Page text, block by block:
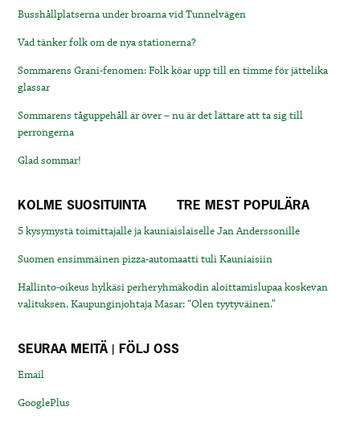
Busshållplatserna under broarna vid Tunnelvägen
Vad tänker folk om de nya stationerna?
Sommarens Grani-fenomen: Folk köar upp till en timme för jättelika
glassar
Sommarens tåguppehåll är över – nu är det lättare att ta sig till
perrongerna
Glad sommar!
KOLME SUOSITUINTA TRE MEST POPULÄRA
5 kysymystä toimittajalle ja kauniaislaiselle Jan Anderssonille
Suomen ensimmäinen pizza-automaatti tuli Kauniaisiin
Hallinto-oikeus hylkäsi perheryhmäkodin aloittamislupaa koskevan
valituksen. Kaupunginjohtaja Masar: “Olen tyytyväinen.”
SEURAA MEITÄ | FÖLJ OSS
Email
GooglePlus